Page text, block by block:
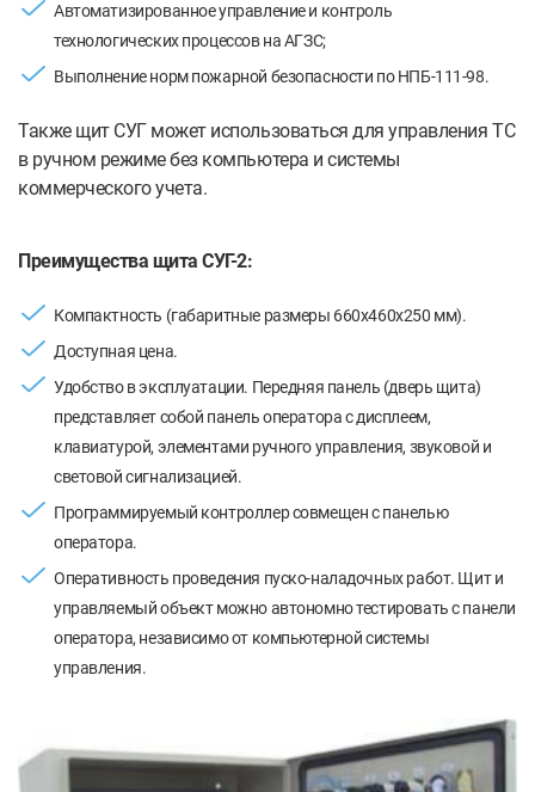
Автоматизированное управление и контроль
технологических процессов на АГЗС;
Выполнение норм пожарной безопасности по НПБ-111-98.
Также щит СУГ может использоваться для управления ТС
в ручном режиме без компьютера и системы
коммерческого учета.
Преимущества щита СУГ-2:
Компактность (габаритные размеры 660х460х250 мм).
Доступная цена.
Удобство в эксплуатации. Передняя панель (дверь щита)
представляет собой панель оператора с дисплеем,
клавиатурой, элементами ручного управления, звуковой и
световой сигнализацией.
Программируемый контроллер совмещен с панелью
оператора.
Оперативность проведения пуско-наладочных работ. Щит и
управляемый объект можно автономно тестировать с панели
оператора, независимо от компьютерной системы
управления.